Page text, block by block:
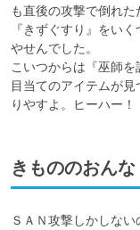
も直後の攻撃で倒れた
『きずぐすり』をい
やせんでした。
こいつからは『巫師を
目当てのアイテムが
りやすよ。ヒーハー！
きもののおんな
ＳＡＮ攻撃しかしな